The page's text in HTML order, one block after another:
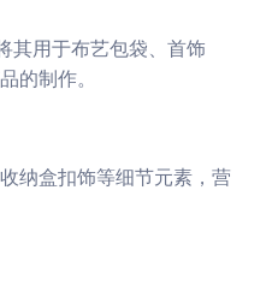
其用于布艺包袋、首饰
的制作。
纳盒扣饰等细节元素，营